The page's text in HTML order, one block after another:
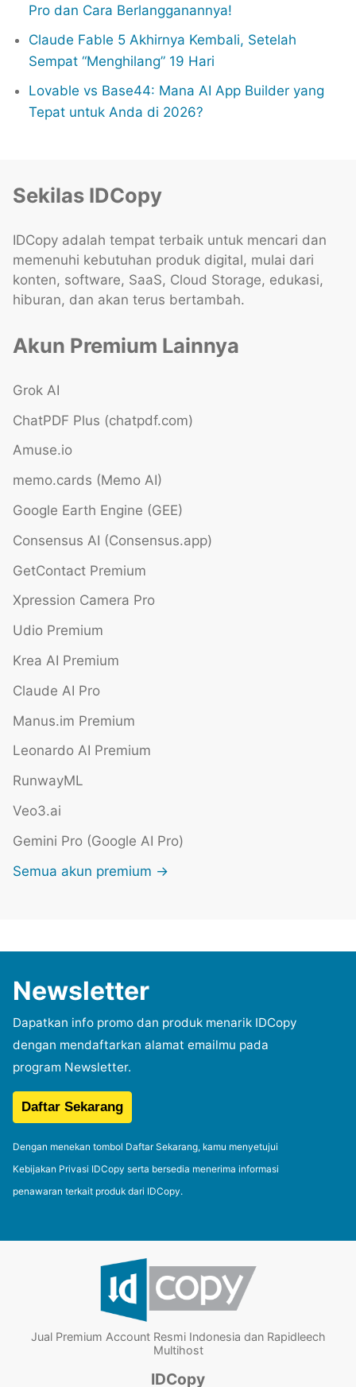
Pro dan Cara Berlangganannya!
Claude Fable 5 Akhirnya Kembali, Setelah
Sempat “Menghilang” 19 Hari
Lovable vs Base44: Mana AI App Builder yang
Tepat untuk Anda di 2026?
Sekilas IDCopy
IDCopy adalah tempat terbaik untuk mencari dan
memenuhi kebutuhan produk digital, mulai dari
konten, software, SaaS, Cloud Storage, edukasi,
hiburan, dan akan terus bertambah.
Akun Premium Lainnya
Grok AI
ChatPDF Plus (chatpdf.com)
Amuse.io
memo.cards (Memo AI)
Google Earth Engine (GEE)
Consensus AI (Consensus.app)
GetContact Premium
Xpression Camera Pro
Udio Premium
Krea AI Premium
Claude AI Pro
Manus.im Premium
Leonardo AI Premium
RunwayML
Veo3.ai
Gemini Pro (Google AI Pro)
Semua akun premium →
Newsletter
Dapatkan info promo dan produk menarik IDCopy
dengan mendaftarkan alamat emailmu pada
program Newsletter.
Dengan menekan tombol Daftar Sekarang, kamu menyetujui
Kebijakan Privasi IDCopy serta bersedia menerima informasi
penawaran terkait produk dari IDCopy.
Jual Premium Account Resmi Indonesia dan Rapidleech
Multihost
IDCopy